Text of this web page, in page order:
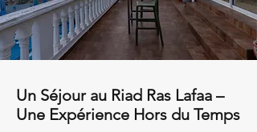
Un Séjour au Riad Ras Lafaa –
Une Expérience Hors du Temps